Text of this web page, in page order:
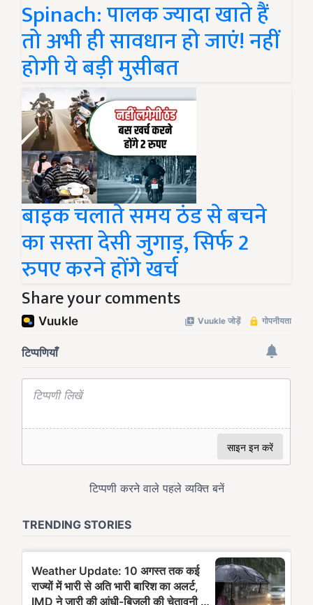
Spinach: पालक ज्यादा खाते हैं
तो अभी ही सावधान हो जाएं! नहीं
होगी ये बड़ी मुसीबत
बाइक चलाते समय ठंड से बचने
का सस्ता देसी जुगाड़, सिर्फ 2
रुपए करने होंगे खर्च
Share your comments